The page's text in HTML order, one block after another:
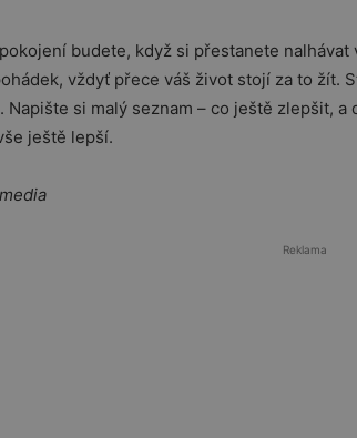
budete, když si přestanete
vždyť přece váš život stojí za to žít.
Napište si malý seznam – co ještě zlepšit,
ještě lepší.
Reklama